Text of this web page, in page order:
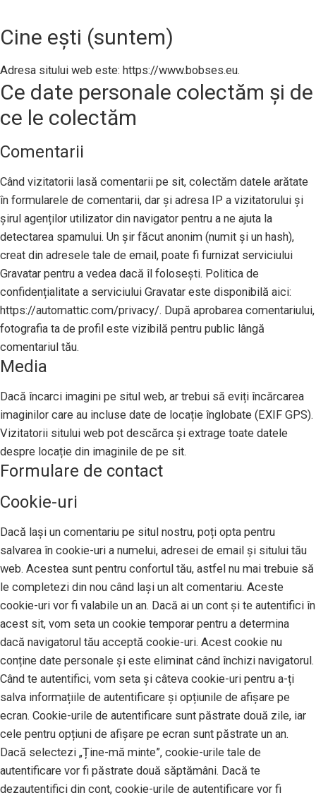
Cine ești (suntem)
Adresa sitului web este: https://www.bobses.eu.
Ce date personale colectăm și de
ce le colectăm
Comentarii
Când vizitatorii lasă comentarii pe sit, colectăm datele arătate
în formularele de comentarii, dar și adresa IP a vizitatorului și
șirul agenților utilizator din navigator pentru a ne ajuta la
detectarea spamului. Un șir făcut anonim (numit și un hash),
creat din adresele tale de email, poate fi furnizat serviciului
Gravatar pentru a vedea dacă îl folosești. Politica de
confidențialitate a serviciului Gravatar este disponibilă aici:
https://automattic.com/privacy/. După aprobarea comentariului,
fotografia ta de profil este vizibilă pentru public lângă
comentariul tău.
Media
Dacă încarci imagini pe situl web, ar trebui să eviți încărcarea
imaginilor care au incluse date de locație înglobate (EXIF GPS).
Vizitatorii sitului web pot descărca și extrage toate datele
despre locație din imaginile de pe sit.
Formulare de contact
Cookie-uri
Dacă lași un comentariu pe situl nostru, poți opta pentru
salvarea în cookie-uri a numelui, adresei de email și sitului tău
web. Acestea sunt pentru confortul tău, astfel nu mai trebuie să
le completezi din nou când lași un alt comentariu. Aceste
cookie-uri vor fi valabile un an. Dacă ai un cont și te autentifici în
acest sit, vom seta un cookie temporar pentru a determina
dacă navigatorul tău acceptă cookie-uri. Acest cookie nu
conține date personale și este eliminat când închizi navigatorul.
Când te autentifici, vom seta și câteva cookie-uri pentru a-ți
salva informațiile de autentificare și opțiunile de afișare pe
ecran. Cookie-urile de autentificare sunt păstrate două zile, iar
cele pentru opțiuni de afișare pe ecran sunt păstrate un an.
Dacă selectezi „Ține-mă minte”, cookie-urile tale de
autentificare vor fi păstrate două săptămâni. Dacă te
dezautentifici din cont, cookie-urile de autentificare vor fi